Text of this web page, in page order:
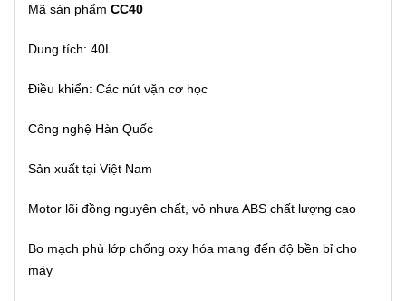
Mã sản phẩm CC40
Dung tích: 40L
Điều khiển: Các nút vặn cơ học
Công nghệ Hàn Quốc
Sản xuất tại Việt Nam
Motor lõi đồng nguyên chất, vỏ nhựa ABS chất lượng cao
Bo mạch phủ lớp chống oxy hóa mang đến độ bền bỉ cho
máy